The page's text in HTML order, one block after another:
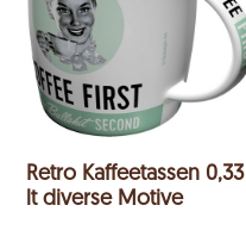
Retro Kaffeetassen 0,33
lt diverse Motive